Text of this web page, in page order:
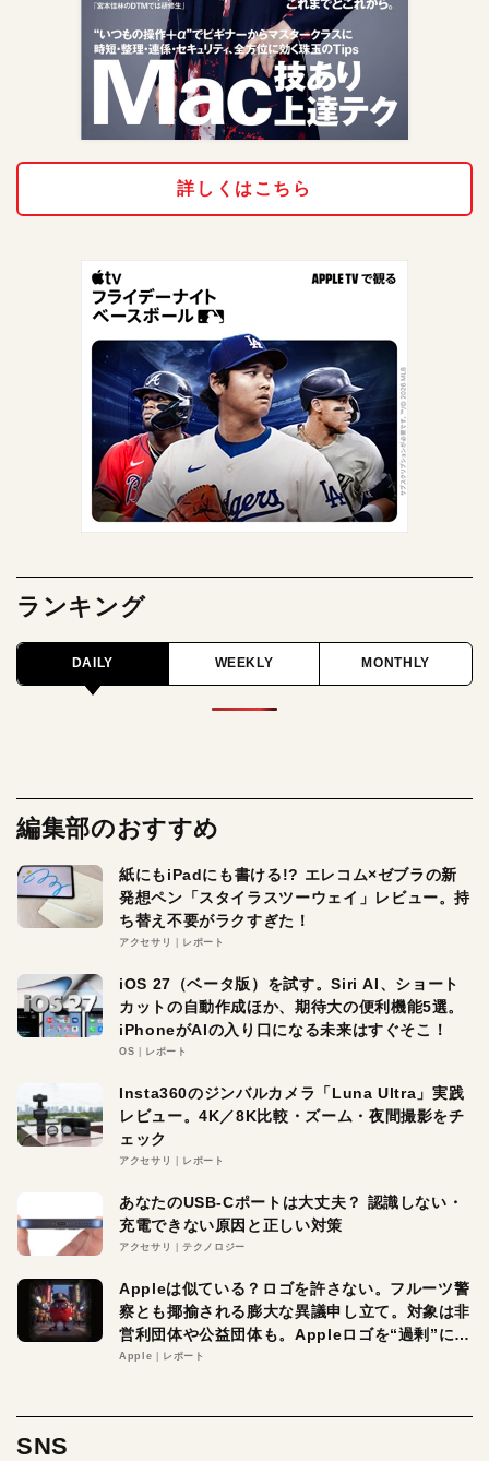
詳しくはこちら
ランキング
DAILY WEEKLY MONTHLY
編集部のおすすめ
紙にもiPadにも書ける!? エレコム×ゼブラの新
発想ペン「スタイラスツーウェイ」レビュー。持
ち替え不要がラクすぎた！
アクセサリ レポート
iOS 27（ベータ版）を試す。Siri AI、ショート
カットの自動作成ほか、期待大の便利機能5選。
iPhoneがAIの入り口になる未来はすぐそこ！
OS レポート
Insta360のジンバルカメラ「Luna Ultra」実践
レビュー。4K／8K比較・ズーム・夜間撮影をチ
ェック
アクセサリ レポート
あなたのUSB-Cポートは大丈夫？ 認識しない・
充電できない原因と正しい対策
アクセサリ テクノロジー
Appleは似ている？ロゴを許さない。フルーツ警
察とも揶揄される膨大な異議申し立て。対象は非
営利団体や公益団体も。Appleロゴを“過剰”に守
る理由とは
Apple レポート
SNS